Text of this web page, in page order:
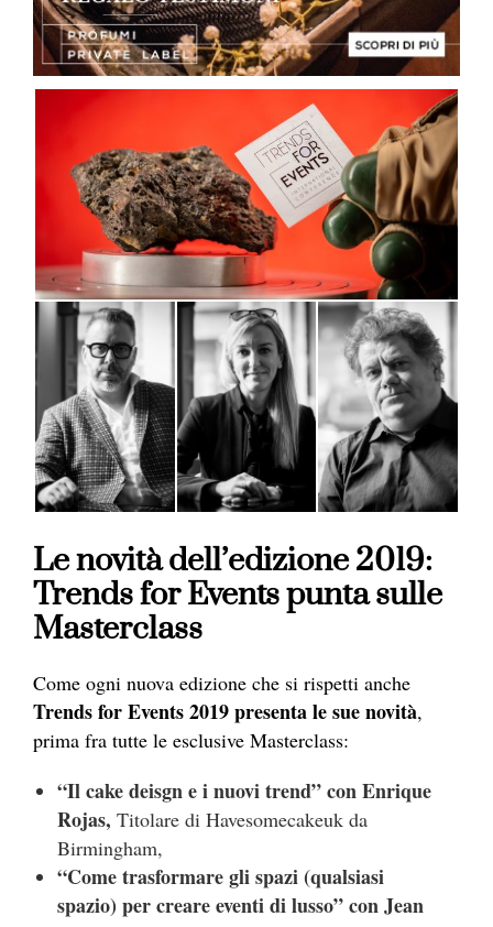
Le novità dell’edizione 2019:
Trends for Events punta sulle
Masterclass
Come ogni nuova edizione che si rispetti anche
Trends for Events 2019 presenta le sue novità,
prima fra tutte le esclusive Masterclass:
“Il cake deisgn e i nuovi trend” con Enrique
Rojas, Titolare di Havesomecakeuk da
Birmingham,
“Come trasformare gli spazi (qualsiasi
spazio) per creare eventi di lusso” con Jean